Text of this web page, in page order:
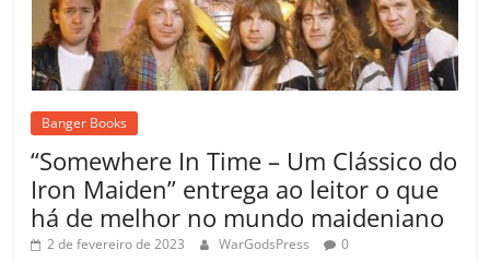
Banger Books
“Somewhere In Time – Um Clássico do
Iron Maiden” entrega ao leitor o que
há de melhor no mundo maideniano
2 de fevereiro de 2023 WarGodsPress 0